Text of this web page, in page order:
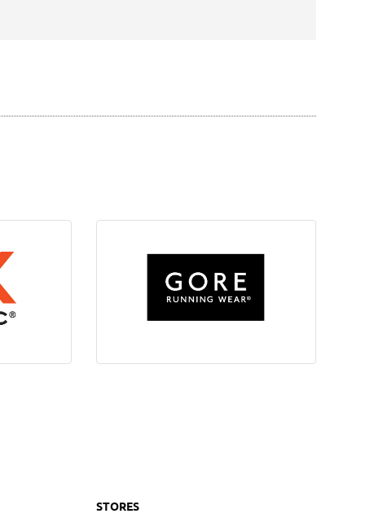
GORE RUNNING WEAR
STORES